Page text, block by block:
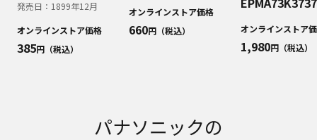
いる取扱説明書の内容とお手持ちの商品の仕様に
相違がある場合は、ご購入店、お近くの当社商品
の取扱店、または当社サービス会社に直接お問い
合わせください。また、商品に同梱される取扱説
は、商品本体に同梱する取扱説明書の変更の度に
発売日： 1899年12月
オンラインストア価格
385円（税込）
オンラインストア価格
660円（税込） オンラインストア
1,980円（税込）
パナソニックの